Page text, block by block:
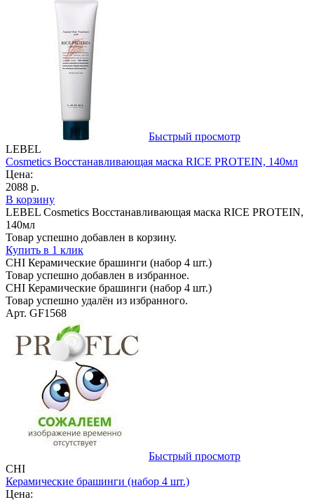
Быстрый просмотр
LEBEL
Cosmetics Восстанавливающая маска RICE PROTEIN, 140мл
Цена:
2088 р.
В корзину
LEBEL Cosmetics Восстанавливающая маска RICE PROTEIN,
140мл
Товар успешно добавлен в корзину.
Купить в 1 клик
CHI Керамические брашинги (набор 4 шт.)
Товар успешно добавлен в избранное.
CHI Керамические брашинги (набор 4 шт.)
Товар успешно удалён из избранного.
Арт. GF1568
Быстрый просмотр
CHI
Керамические брашинги (набор 4 шт.)
Цена: